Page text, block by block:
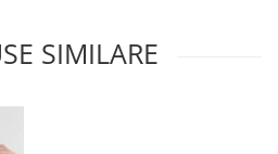
SIMILARE